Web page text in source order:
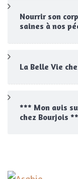
Nourrir son
saines à nos
La Belle Vie
*** Mon avis
chez Bourjois